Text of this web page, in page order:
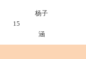
15
杨子
涵